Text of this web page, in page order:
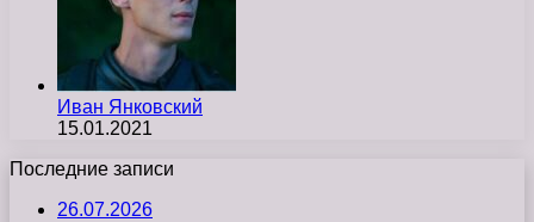
Иван Янковский
15.01.2021
Последние записи
26.07.2026